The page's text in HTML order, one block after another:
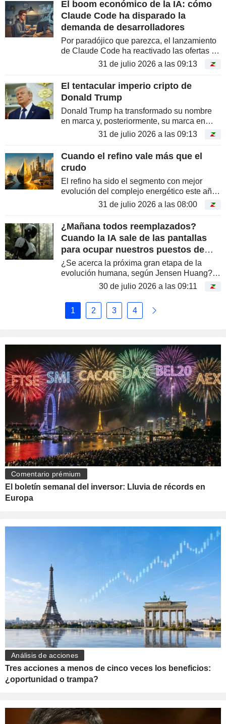
El boom económico de la IA: cómo
Claude Code ha disparado la
demanda de desarrolladores
Por paradójico que parezca, el lanzamiento
de Claude Code ha reactivado las ofertas de
empleo en el sector del desarrollo de
software. Lo que se perfila como el mayor
boom económico de la historia...
31 de julio 2026 a las 09:13
El tentacular imperio cripto de
Donald Trump
Donald Trump ha transformado su nombre
en marca y, posteriormente, su marca en
criptomonedas. Memecoins, stablecoins,
NFT y miles de millones de dólares…
bienvenidos a un imperio donde el...
31 de julio 2026 a las 09:13
Cuando el refino vale más que el
crudo
El refino ha sido el segmento con mejor
evolución del complejo energético este año.
Valero y Marathon casi han duplicado su
valor desde enero. Phillips 66 se ha
quedado rezagada frente a sus...
31 de julio 2026 a las 08:00
¿Mañana todos reemplazados?
Cuando la IA sale de las pantallas
para ocupar nuestros puestos de
trabajo
¿Se acerca la próxima gran etapa de la
evolución humana, según Jensen Huang? A
medida que surgen las primeras
aplicaciones, las máquinas ganan
rentabilidad con rapidez. A partir de ahora,
ya no...
30 de julio 2026 a las 09:11
1 2 3 4
Comentario prémium
El boletín semanal del inversor: Lluvia de récords en
Europa
Análisis de acciones
Tres acciones a menos de cinco veces los beneficios:
¿oportunidad o trampa?